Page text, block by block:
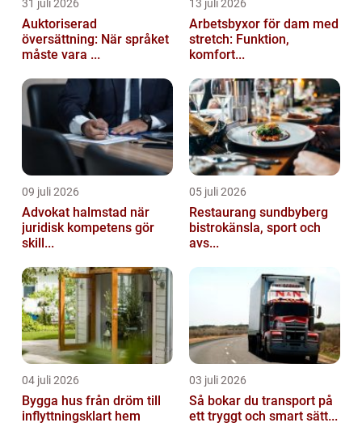
31 juli 2026
Auktoriserad
översättning: När språket
måste vara ...
13 juli 2026
Arbetsbyxor för dam med
stretch: Funktion,
komfort...
09 juli 2026
Advokat halmstad när
juridisk kompetens gör
skill...
05 juli 2026
Restaurang sundbyberg
bistrokänsla, sport och
avs...
04 juli 2026
Bygga hus från dröm till
inflyttningsklart hem
03 juli 2026
Så bokar du transport på
ett tryggt och smart sätt...